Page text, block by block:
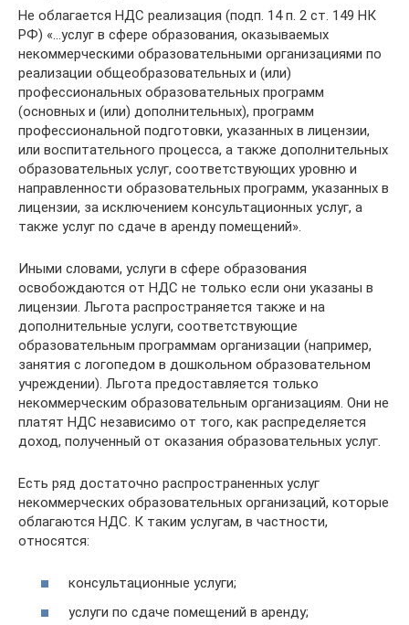
Не облагается НДС реализация (подп. 14 п. 2 ст. 149 НК
РФ) «…услуг в сфере образования, оказываемых
некоммерческими образовательными организациями по
реализации общеобразовательных и (или)
профессиональных образовательных программ
(основных и (или) дополнительных), программ
профессиональной подготовки, указанных в лицензии,
или воспитательного процесса, а также дополнительных
образовательных услуг, соответствующих уровню и
направленности образовательных программ, указанных в
лицензии, за исключением консультационных услуг, а
также услуг по сдаче в аренду помещений».
Иными словами, услуги в сфере образования
освобождаются от НДС не только если они указаны в
лицензии. Льгота распространяется также и на
дополнительные услуги, соответствующие
образовательным программам организации (например,
занятия с логопедом в дошкольном образовательном
учреждении). Льгота предоставляется только
некоммерческим образовательным организациям. Они не
платят НДС независимо от того, как распределяется
доход, полученный от оказания образовательных услуг.
Есть ряд достаточно распространенных услуг
некоммерческих образовательных организаций, которые
облагаются НДС. К таким услугам, в частности,
относятся:
консультационные услуги;
услуги по сдаче помещений в аренду;